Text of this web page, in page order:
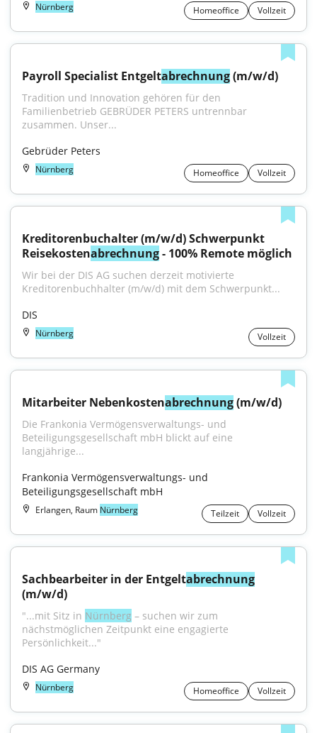
Nürnberg Homeoffice Vollzeit
Payroll Specialist Entgeltabrechnung (m/w/d)
Tradition und Innovation gehören für den
Familienbetrieb GEBRÜDER PETERS untrennbar
zusammen. Unser...
Gebrüder Peters
Nürnberg Homeoffice Vollzeit
Kreditorenbuchalter (m/w/d) Schwerpunkt
Reisekostenabrechnung - 100% Remote möglich
Wir bei der DIS AG suchen derzeit motivierte
Kreditorenbuchhalter (m/w/d) mit dem Schwerpunkt...
DIS
Nürnberg Vollzeit
Mitarbeiter Nebenkostenabrechnung (m/w/d)
Die Frankonia Vermögensverwaltungs- und
Beteiligungsgesellschaft mbH blickt auf eine
langjährige...
Frankonia Vermögensverwaltungs- und
Beteiligungsgesellschaft mbH
Erlangen, Raum Nürnberg Teilzeit Vollzeit
Sachbearbeiter in der Entgeltabrechnung
(m/w/d)
"...mit Sitz in Nürnberg – suchen wir zum
nächstmöglichen Zeitpunkt eine engagierte
Persönlichkeit..."
DIS AG Germany
Nürnberg Homeoffice Vollzeit